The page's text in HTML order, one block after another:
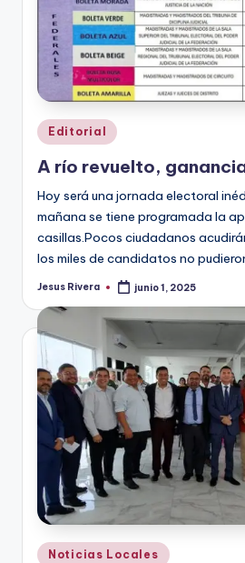
Publicado
en
Editorial
A río revuelto,
Hoy será una jornada electoral
mañana se tiene programada la
casillas.Pocos ciudadanos
los miles de candidatos no
Publicado
Jesus Rivera junio 1, 2025
Publicado
Noticias Locales